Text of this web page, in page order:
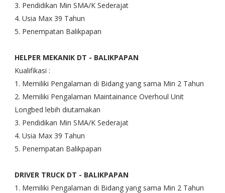
3. Pendidikan Min SMA/K Sederajat
4. Usia Max 39 Tahun
5. Penempatan Balikpapan
HELPER MEKANIK DT - BALIKPAPAN
Kualifikasi :
1. Memiliki Pengalaman di Bidang yang sama Min 2 Tahun
2. Memiliki Pengalaman Maintainance Overhoul Unit
Longbed lebih diutamakan
3. Pendidikan Min SMA/K Sederajat
4. Usia Max 39 Tahun
5. Penempatan Balikpapan
DRIVER TRUCK DT - BALIKPAPAN
1. Memiliki Pengalaman di Bidang yang sama Min 2 Tahun